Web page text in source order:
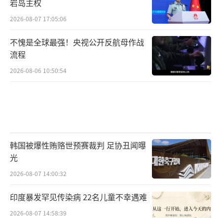
岩岛主权
2026-08-07 17:05:06
不愧是全球最强！央视公开反航母作战
流程
2026-08-06 10:50:54
韩国被爆性贿赂世预赛裁判 足协丑闻曝
光
2026-08-07 14:00:32
印度暴发罕见传染病 22名儿童不幸遇难
2026-08-07 14:58:39